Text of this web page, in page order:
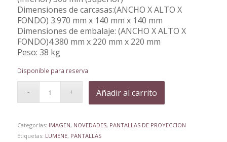
Dimensiones de carcasas:(ANCHO X ALTO X
FONDO) 3.970 mm x 140 mm x 140 mm
Dimensiones de embalaje: (ANCHO X ALTO X
FONDO)4.380 mm x 220 mm x 220 mm
Peso: 38 kg
Disponible para reserva
Añadir al carrito
Categorías: IMAGEN, NOVEDADES, PANTALLAS DE PROYECCION
Etiquetas: LUMENE, PANTALLAS